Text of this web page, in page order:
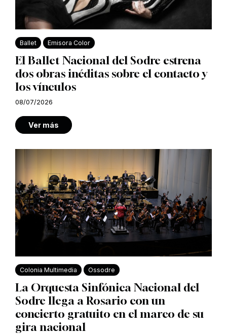
Ballet Emisora Color
El Ballet Nacional del Sodre estrena
dos obras inéditas sobre el contacto y
los vínculos
08/07/2026
Ver más
Colonia Multimedia Ossodre
La Orquesta Sinfónica Nacional del
Sodre llega a Rosario con un
concierto gratuito en el marco de su
gira nacional